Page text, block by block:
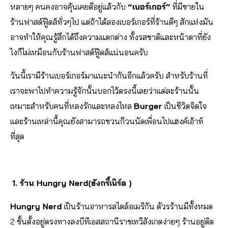
หลายๆ คนคงอาจคุ้นเคยดีอยู่แล้วกับ “เบอร์เกอร์” ที่มีขายใน
ร้านฟาสต์ฟู๊ดส์ทั่วๆไป แต่ถ้าได้ลองเบอร์เกอร์ที่ร้านดีๆ สักแห่งมัน
อาจทำให้คุณรู้สึกได้ถึงความแตกต่าง ทั้งรสชาติและหน้าตาที่ยัง
ไงก็ไม่เหมือนกับร้านฟาสต์ฟู๊ดส์แน่นอนครับ
วันนี้เรามีร้านเบอร์เกอร์มาแนะนำกันอีกแล้วครับ สำหรับร้านที่
เราจะพาไปทำความรู้จักนั้นบอกไว้ตรงนี้เลยว่าแต่ละร้านนั้น
เหมาะสำหรับคนที่หลงรักและหลงไหล Burger เป็นชีวิตจิตใจ
และร้านเหล่านี้คุณยังสามารถชวนก๊วนนัดเพื่อนไปแฮงค์เอ้าท์
ที่สุด
1. ร้าน Hungry Nerd(ฮังกรี้เนิร์ด )
Hungry Nerd เป็นร้านอาหารสไตล์อเมริกัน ตัวรร้านมีทั้งหมด
2 ชั้นตั้งอยู่ตรงทางลงบีทีเอสสถานีราชเทวีสังเกตง่ายๆ ร้านอยู่ติด